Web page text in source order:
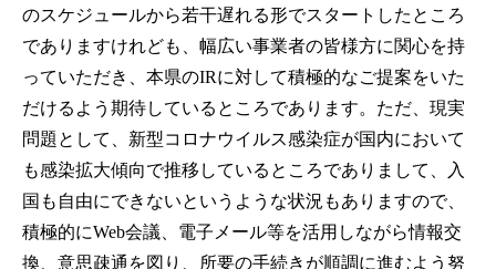
のスケジュールから若干遅れる形でスタートしたところ
でありますけれども、幅広い事業者の皆様方に関心を持
っていただき、本県のIRに対して積極的なご提案をいた
だけるよう期待しているところであります。ただ、現実
問題として、新型コロナウイルス感染症が国内において
も感染拡大傾向で推移しているところでありまして、入
国も自由にできないというような状況もありますので、
積極的にWeb会議、電子メール等を活用しながら情報交
換、意思疎通を図り、所要の手続きが順調に進むよう努